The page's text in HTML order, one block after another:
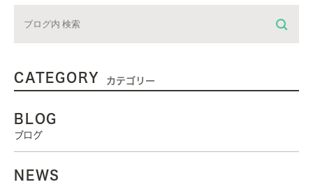
CATEGORY カテゴリー
BLOG
ブログ
NEWS